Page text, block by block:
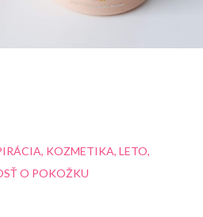
KOZMETIKA LETO
O POKOŽKU